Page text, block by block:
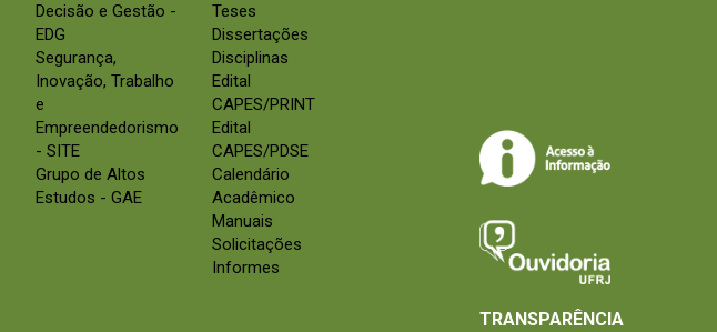
Decisão e Gestão -
EDG
Segurança,
Inovação, Trabalho
e
Empreendedorismo
- SITE
Grupo de Altos
Estudos - GAE
Teses
Dissertações
Disciplinas
Edital
CAPES/PRINT
Edital
CAPES/PDSE
Calendário
Acadêmico
Manuais
Solicitações
Informes
TRANSPARÊNCIA